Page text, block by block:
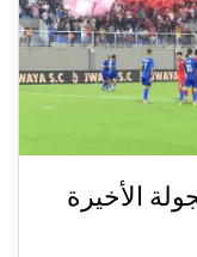
الأخيرة